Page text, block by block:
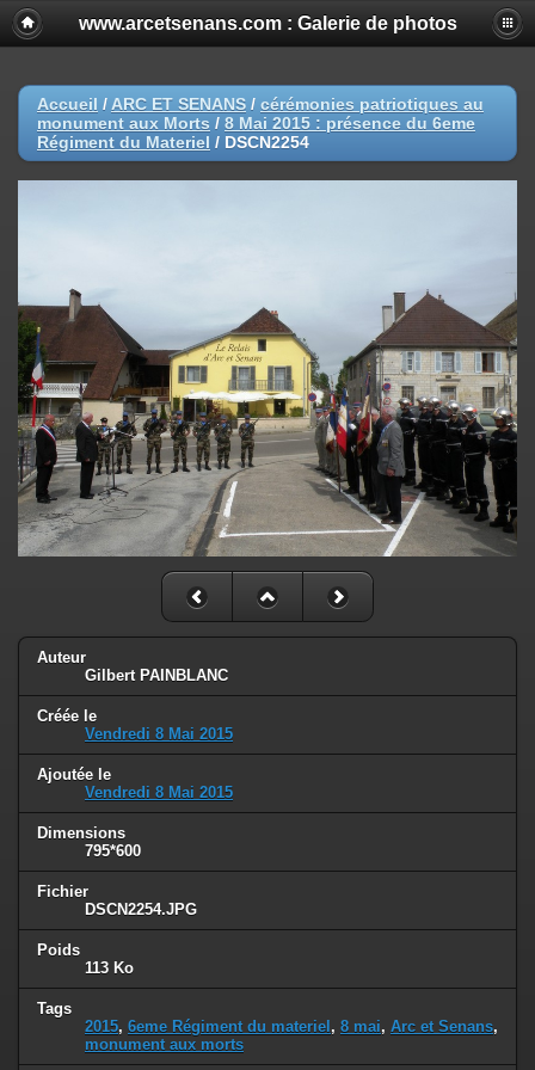
www.arcetsenans.com : Galerie de photos
Accueil / ARC ET SENANS / cérémonies patriotiques au
monument aux Morts / 8 Mai 2015 : présence du 6eme
Régiment du Materiel / DSCN2254
Auteur
Gilbert PAINBLANC
Créée le
Vendredi 8 Mai 2015
Ajoutée le
Vendredi 8 Mai 2015
Dimensions
795*600
Fichier
DSCN2254.JPG
Poids
113 Ko
Tags
2015, 6eme Régiment du materiel , 8 mai, Arc et Senans,
monument aux morts